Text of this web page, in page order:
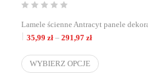
Lamele ścienne Antracyt panele
35,99 zł – 291,97 złZakres cen: od
WYBIERZ OPCJE